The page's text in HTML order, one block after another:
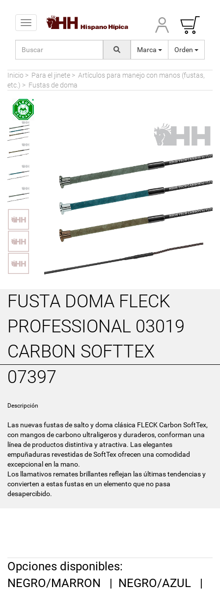
Toggle navigation
Marca Orden
Inicio > Para el jinete > Artículos para manejo con manos (fustas,
etc.) > Fustas de doma
FUSTA DOMA FLECK
PROFESSIONAL 03019
CARBON SOFTTEX
07397
Descripción
Las nuevas fustas de salto y doma clásica FLECK Carbon SoftTex,
con mangos de carbono ultraligeros y duraderos, conforman una
línea de productos distintiva y atractiva. Las elegantes
empuñaduras revestidas de SoftTex ofrecen una comodidad
excepcional en la mano.
Los llamativos remates brillantes reflejan las últimas tendencias y
convierten a estas fustas en un elemento que no pasa
desapercibido.
Opciones disponibles:
NEGRO/MARRON | NEGRO/AZUL |